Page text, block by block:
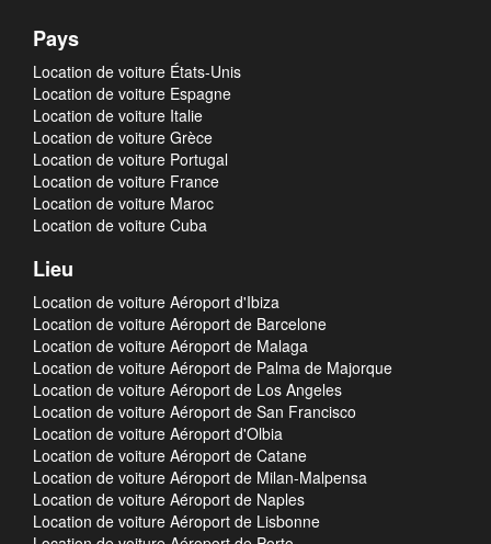
Pays
Location de voiture États-Unis
Location de voiture Espagne
Location de voiture Italie
Location de voiture Grèce
Location de voiture Portugal
Location de voiture France
Location de voiture Maroc
Location de voiture Cuba
Lieu
Location de voiture Aéroport d'Ibiza
Location de voiture Aéroport de Barcelone
Location de voiture Aéroport de Malaga
Location de voiture Aéroport de Palma de Majorque
Location de voiture Aéroport de Los Angeles
Location de voiture Aéroport de San Francisco
Location de voiture Aéroport d'Olbia
Location de voiture Aéroport de Catane
Location de voiture Aéroport de Milan-Malpensa
Location de voiture Aéroport de Naples
Location de voiture Aéroport de Lisbonne